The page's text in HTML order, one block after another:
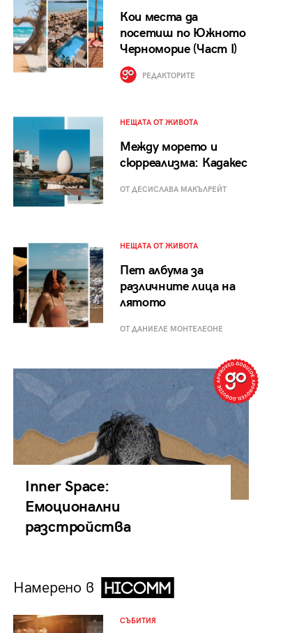
Кои места да
посетиш по Южното
Черноморие (Част I)
РЕДАКТОРИТЕ
НЕЩАТА ОТ ЖИВОТА
Между морето и
сюрреализма: Кадакес
ОТ ДЕСИСЛАВА МАКЪЛРЕЙТ
НЕЩАТА ОТ ЖИВОТА
Пет албума за
различните лица на
лятото
ОТ ДАНИЕЛЕ МОНТЕЛЕОНЕ
Inner Space:
Емоционални
разстройства
Намерено в
СЪБИТИЯ